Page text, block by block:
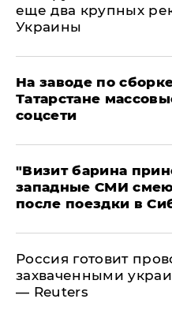
еще два крупных
Украины
На заводе по
Татарстане
соцсети
"Визит барина
западные СМИ
после поездки в
​Россия готовит
захваченными
— Reuters